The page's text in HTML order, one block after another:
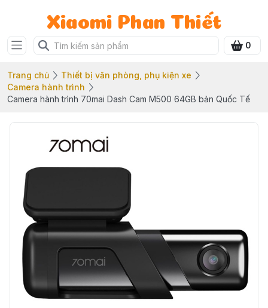
Xiaomi Phan Thiết
0
Trang chủ
Thiết bị văn phòng, phụ kiện xe
Camera hành trình
Camera hành trình 70mai Dash Cam M500 64GB bản Quốc Tế